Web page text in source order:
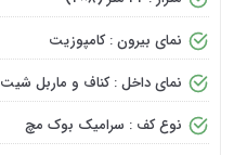
نمای بیرون : کامپوزیت
نمای داخل : کناف و ماربل شیت
نوع کف : سرامیک بوک مچ